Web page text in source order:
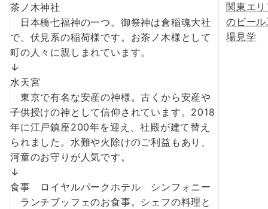
茶ノ木神社
日本橋七福神の一つ。御祭神は倉稲魂大社
で、伏見系の稲荷様です。お茶ノ木様として
町の人々に親しまれています。
↓
水天宮
東京で有名な安産の神様。古くから安産や
子供授けの神として信仰されています。2018
年に江戸鎮座200年を迎え、社殿が建て替え
られました。水難や火除けのご利益もあり、
河童のお守りが人気です。
↓
食事 ロイヤルパークホテル シンフォニー
ランチブッフェのお食事。シェフの料理と
関東エ
のビー
場見学